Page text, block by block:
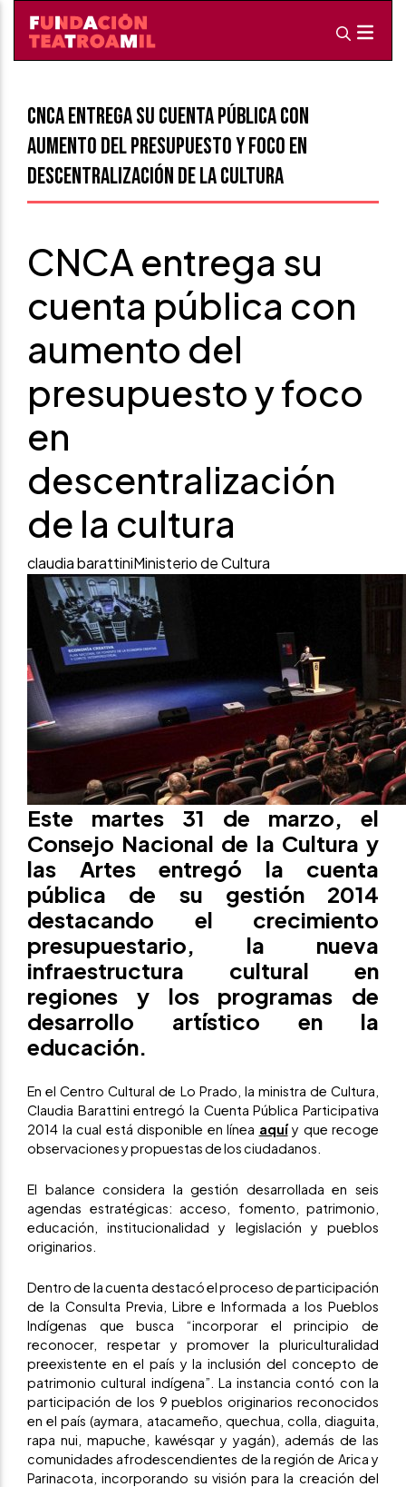
CNCA entrega su cuenta pública con
aumento del presupuesto y foco en
descentralización de la cultura
CNCA entrega su
cuenta pública con
aumento del
presupuesto y foco
en
descentralización
de la cultura
claudia barattiniMinisterio de Cultura
Este martes 31 de marzo, el
Consejo Nacional de la Cultura y
las Artes entregó la cuenta
pública de su gestión 2014
destacando el crecimiento
presupuestario, la nueva
infraestructura cultural en
regiones y los programas de
desarrollo artístico en la
educación.
En el Centro Cultural de Lo Prado, la ministra de Cultura,
Claudia Barattini entregó la Cuenta Pública Participativa
2014 la cual está disponible en línea aquíy que recoge
observaciones y propuestas de los ciudadanos.
El balance considera la gestión desarrollada en seis
agendas estratégicas: acceso, fomento, patrimonio,
educación, institucionalidad y legislación y pueblos
originarios.
Dentro de la cuenta destacó el proceso de participación
de la Consulta Previa, Libre e Informada a los Pueblos
Indígenas que busca “incorporar el principio de
reconocer, respetar y promover la pluriculturalidad
preexistente en el país y la inclusión del concepto de
patrimonio cultural indígena”. La instancia contó con la
participación de los 9 pueblos originarios reconocidos
en el país (aymara, atacameño, quechua, colla, diaguita,
rapa nui, mapuche, kawésqar y yagán), además de las
comunidades afrodescendientes de la región de Arica y
Parinacota, incorporando su visión para la creación del